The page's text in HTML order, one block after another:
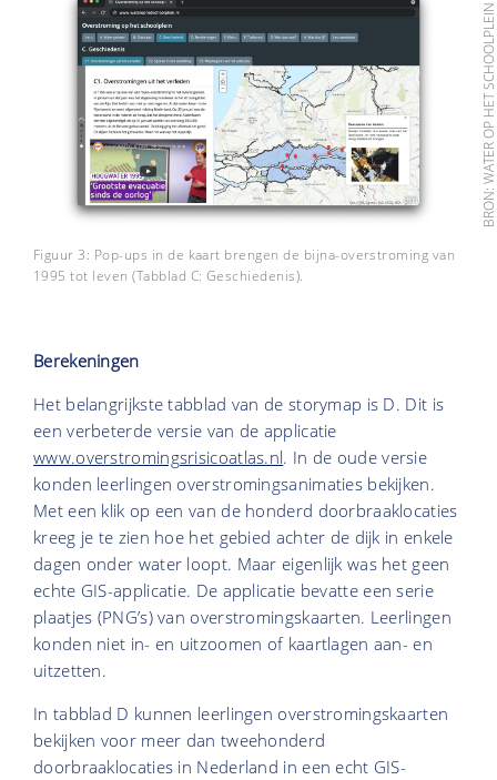
BRON: WATER OP HET SCHOOLPLEIN
Figuur 3: Pop-ups in de kaart brengen de bijna-overstroming van
1995 tot leven (Tabblad C: Geschiedenis).
Berekeningen
Het belangrijkste tabblad van de storymap is D. Dit is
een verbeterde versie van de applicatie
www.overstromingsrisicoatlas.nl. In de oude versie
konden leerlingen overstromingsanimaties bekijken.
Met een klik op een van de honderd doorbraaklocaties
kreeg je te zien hoe het gebied achter de dijk in enkele
dagen onder water loopt. Maar eigenlijk was het geen
echte GIS-applicatie. De applicatie bevatte een serie
plaatjes (PNG’s) van overstromingskaarten. Leerlingen
konden niet in- en uitzoomen of kaartlagen aan- en
uitzetten.
In tabblad D kunnen leerlingen overstromingskaarten
bekijken voor meer dan tweehonderd
doorbraaklocaties in Nederland in een echt GIS-